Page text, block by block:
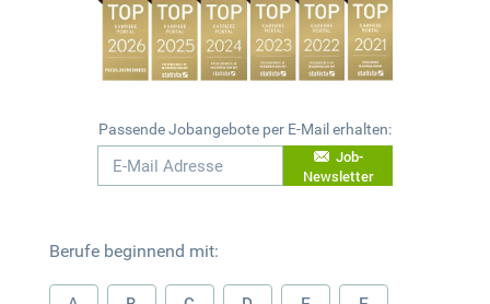
Passende Jobangebote per E-Mail erhalten:
Job-
Newsletter
Berufe beginnend mit: